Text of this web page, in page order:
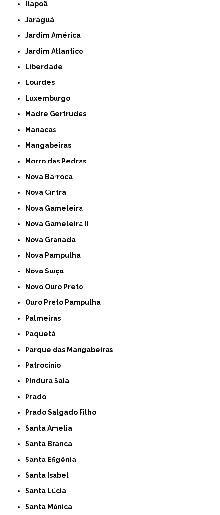
Itapoã
Jaraguá
Jardim América
Jardim Atlantico
Liberdade
Lourdes
Luxemburgo
Madre Gertrudes
Manacas
Mangabeiras
Morro das Pedras
Nova Barroca
Nova Cintra
Nova Gameleira
Nova Gameleira II
Nova Granada
Nova Pampulha
Nova Suíça
Novo Ouro Preto
Ouro Preto Pampulha
Palmeiras
Paquetá
Parque das Mangabeiras
Patrocínio
Pindura Saia
Prado
Prado Salgado Filho
Santa Amelia
Santa Branca
Santa Efigênia
Santa Isabel
Santa Lúcia
Santa Mônica